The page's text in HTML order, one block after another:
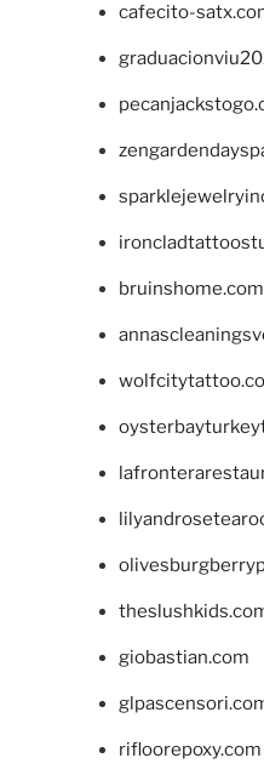
cafecito-
bruinshome.com
giobastian.com
rifloorepoxy.com